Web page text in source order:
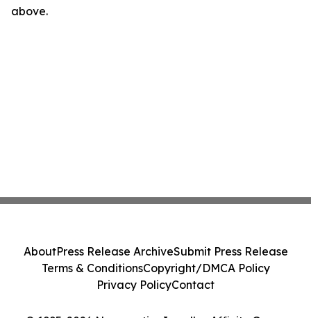
above.
AboutPress Release ArchiveSubmit Press Release
Terms & ConditionsCopyright/DMCA Policy
Privacy PolicyContact